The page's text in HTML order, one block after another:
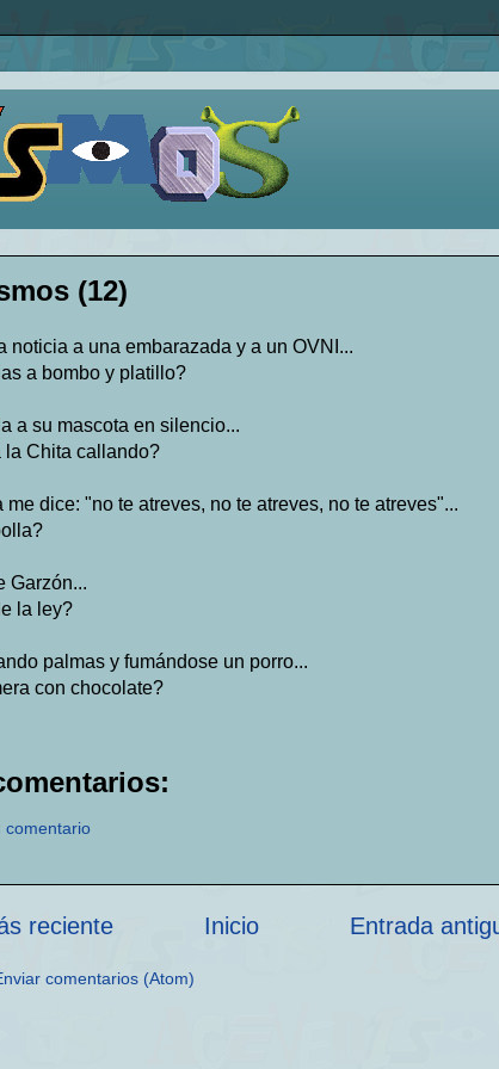
(12)
noticia a una embarazada y a un OVNI...
a bombo y platillo?
a su mascota en silencio...
la Chita callando?
dice: "no te atreves, no te atreves, no te atreves"...
Garzón...
la ley?
palmas y fumándose un porro...
con chocolate?
comentario
reciente Entrada
Inicio
comentarios (Atom)